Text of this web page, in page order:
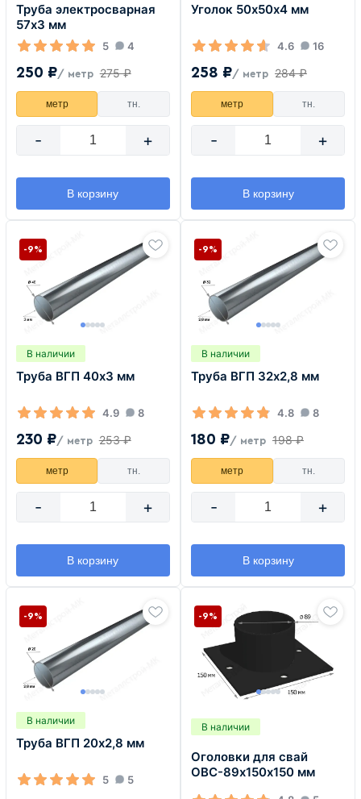
Труба электросварная
57х3 мм
5 4
250 ₽/ метр 275 ₽
метр тн.
- +
В корзину
Уголок 50х50х4 мм
4.6 16
258 ₽/ метр 284 ₽
метр тн.
- +
В корзину
В наличии
Труба ВГП 40х3 мм
4.9 8
230 ₽/ метр 253 ₽
-9%
метр тн.
- +
В корзину
В наличии
Труба ВГП 32х2,8 мм
4.8 8
180 ₽/ метр 198 ₽
-9%
метр тн.
- +
В корзину
В наличии
Труба ВГП 20х2,8 мм
5 5
-9%
В наличии
Оголовки для свай
ОВС-89х150х150 мм
-9%